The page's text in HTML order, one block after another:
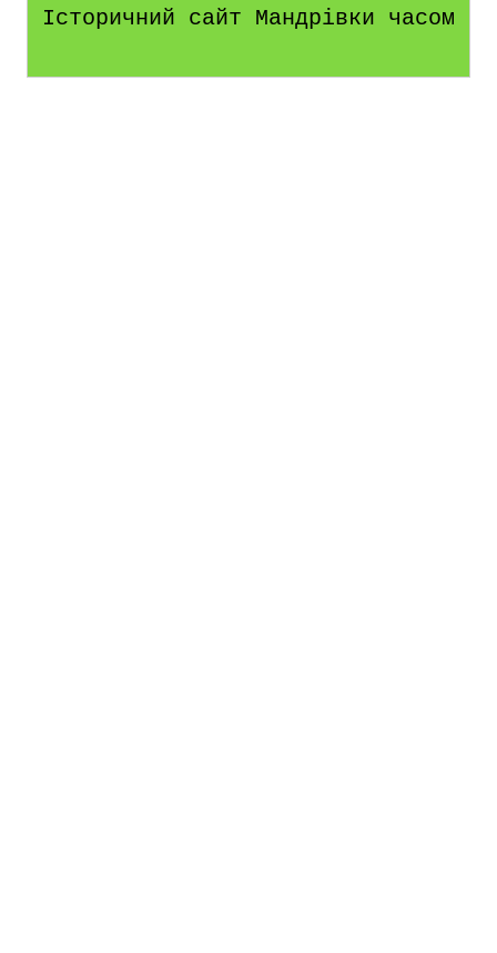
Історичний сайт Мандрівки часом